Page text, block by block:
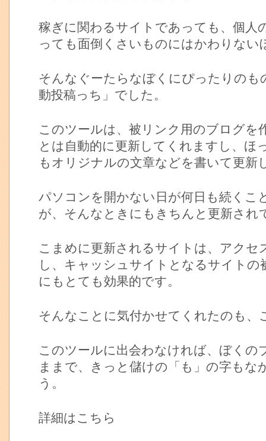
稼ぎに関わるサイトであっても、個人
っても面倒くさいものにはかわりない
そんなぐーたらなぼくにぴったりのも
動投稿っち」でした。
このツールは、被リンク用のブログを
とは自動的に更新してくれますし、ほ
もオリジナルの文章などを書いて更新
パソコンを開かない日が何日も続くこ
が、そんなときにもきちんと更新され
こまめに更新されるサイトは、アクセ
し、キャッシュサイトとなるサイトの
にもとても効果的です。
そんなことに気付かせてくれたのも、
このツールに出会わなければ、ぼくの
ままで、きっと儲けの「も」の字もな
う。
詳細はこちら